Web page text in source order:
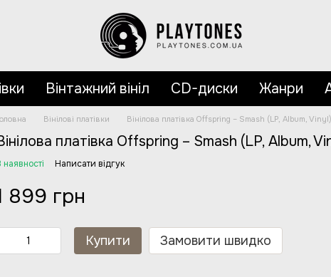
Вінтажний вініл CD-диски Жанри
Вінілові платівки Вінілова платівка Offspring – Smash (LP, Album, Vinyl)
платівка Offspring – Smash (LP, Album,
наявності Написати відгук
899 грн
Купити Замовити швидко